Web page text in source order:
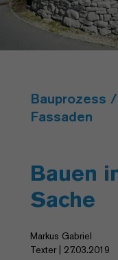
Bauprozess
Fassaden
Bauen
Sache
Markus Gabriel
Texter | 27.03.2019